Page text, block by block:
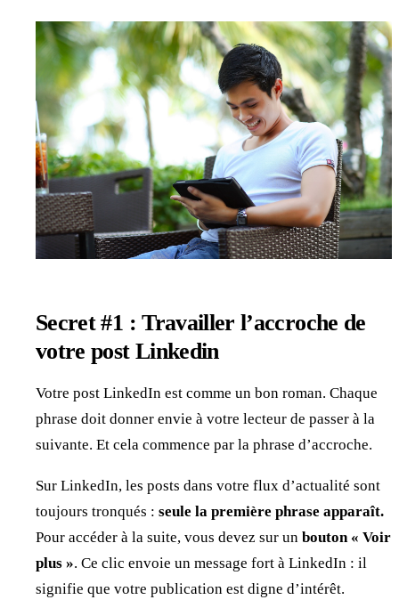
Secret #1 : Travailler l’accroche de
votre post Linkedin
Votre post LinkedIn est comme un bon roman. Chaque
phrase doit donner envie à votre lecteur de passer à la
suivante. Et cela commence par la phrase d’accroche.
Sur LinkedIn, les posts dans votre flux d’actualité sont
toujours tronqués : seule la première phrase apparaît.
Pour accéder à la suite, vous devez sur un bouton « Voir
plus ». Ce clic envoie un message fort à LinkedIn : il
signifie que votre publication est digne d’intérêt.